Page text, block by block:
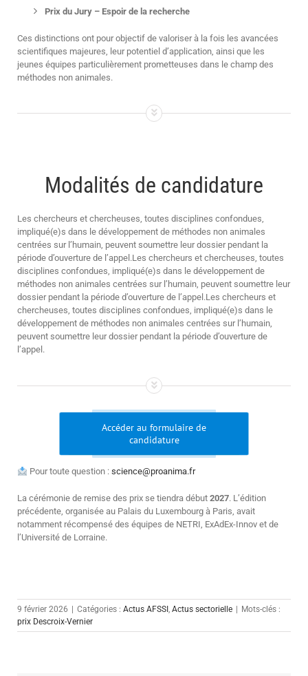
Prix du Jury – Espoir de la recherche
Ces distinctions ont pour objectif de valoriser à la fois les avancées
scientifiques majeures, leur potentiel d’application, ainsi que les
jeunes équipes particulièrement prometteuses dans le champ des
méthodes non animales.
Modalités de candidature
Les chercheurs et chercheuses, toutes disciplines confondues,
impliqué(e)s dans le développement de méthodes non animales
centrées sur l’humain, peuvent soumettre leur dossier pendant la
période d’ouverture de l’appel.Les chercheurs et chercheuses, toutes
disciplines confondues, impliqué(e)s dans le développement de
méthodes non animales centrées sur l’humain, peuvent soumettre leur
dossier pendant la période d’ouverture de l’appel.Les chercheurs et
chercheuses, toutes disciplines confondues, impliqué(e)s dans le
développement de méthodes non animales centrées sur l’humain,
peuvent soumettre leur dossier pendant la période d’ouverture de
l’appel.
Accéder au formulaire de
candidature
Pour toute question : science@proanima.fr
La cérémonie de remise des prix se tiendra début 2027. L’édition
précédente, organisée au Palais du Luxembourg à Paris, avait
notamment récompensé des équipes de NETRI, ExAdEx-Innov et de
l’Université de Lorraine.
9 février 2026 Catégories : Actus AFSSI , Actus sectorielle
Mots-clés :
prix Descroix-Vernier